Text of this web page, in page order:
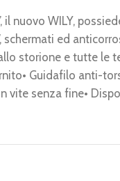
il nuovo WILY,
schermati ed
storione e tutte le
Guidafilo anti-
vite senza fine•